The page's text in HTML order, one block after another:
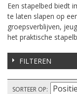
Een stapelbed biedt
te laten slapen op
groepsverblijven,
het praktische
FILTEREN
SORTEER OP